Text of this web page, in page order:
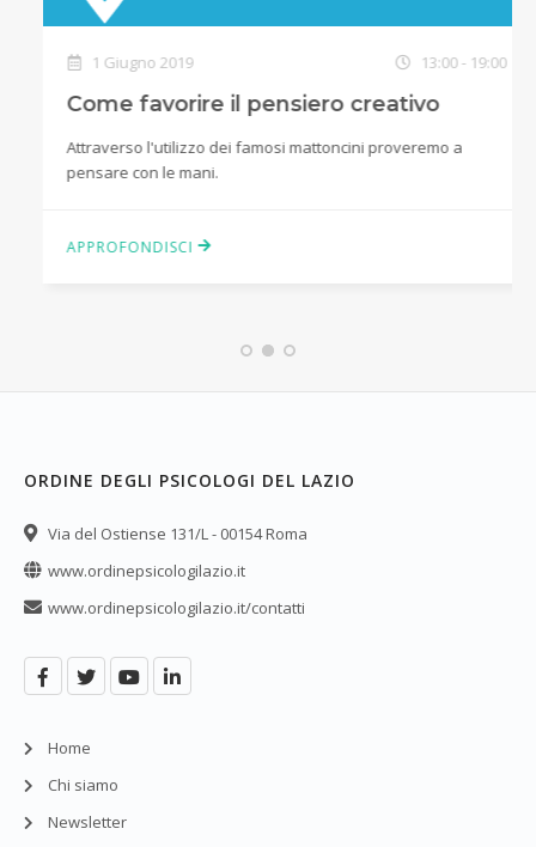
1 Giugno 2019 13:00 - 19:00
Come favorire il pensiero creativo
Attraverso l'utilizzo dei famosi mattoncini proveremo a
pensare con le mani.
APPROFONDISCI
ORDINE DEGLI PSICOLOGI DEL LAZIO
Via del Ostiense 131/L - 00154 Roma
www.ordinepsicologilazio.it
www.ordinepsicologilazio.it/contatti
Home
Chi siamo
Newsletter